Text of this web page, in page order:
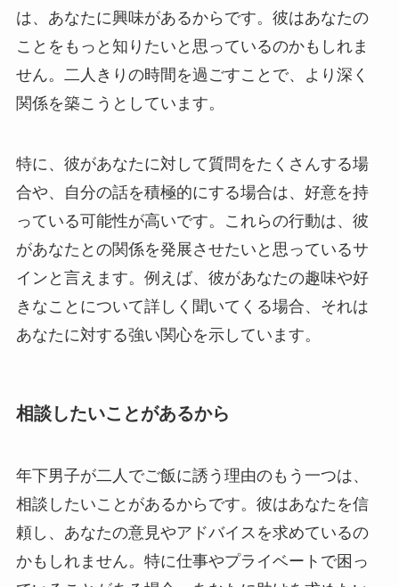
は、あなたに興味があるからです。彼はあなたの
ことをもっと知りたいと思っているのかもしれま
せん。二人きりの時間を過ごすことで、より深く
関係を築こうとしています。
特に、彼があなたに対して質問をたくさんする場
合や、自分の話を積極的にする場合は、好意を持
っている可能性が高いです。これらの行動は、彼
があなたとの関係を発展させたいと思っているサ
インと言えます。例えば、彼があなたの趣味や好
きなことについて詳しく聞いてくる場合、それは
あなたに対する強い関心を示しています。
相談したいことがあるから
年下男子が二人でご飯に誘う理由のもう一つは、
相談したいことがあるからです。彼はあなたを信
頼し、あなたの意見やアドバイスを求めているの
かもしれません。特に仕事やプライベートで困っ